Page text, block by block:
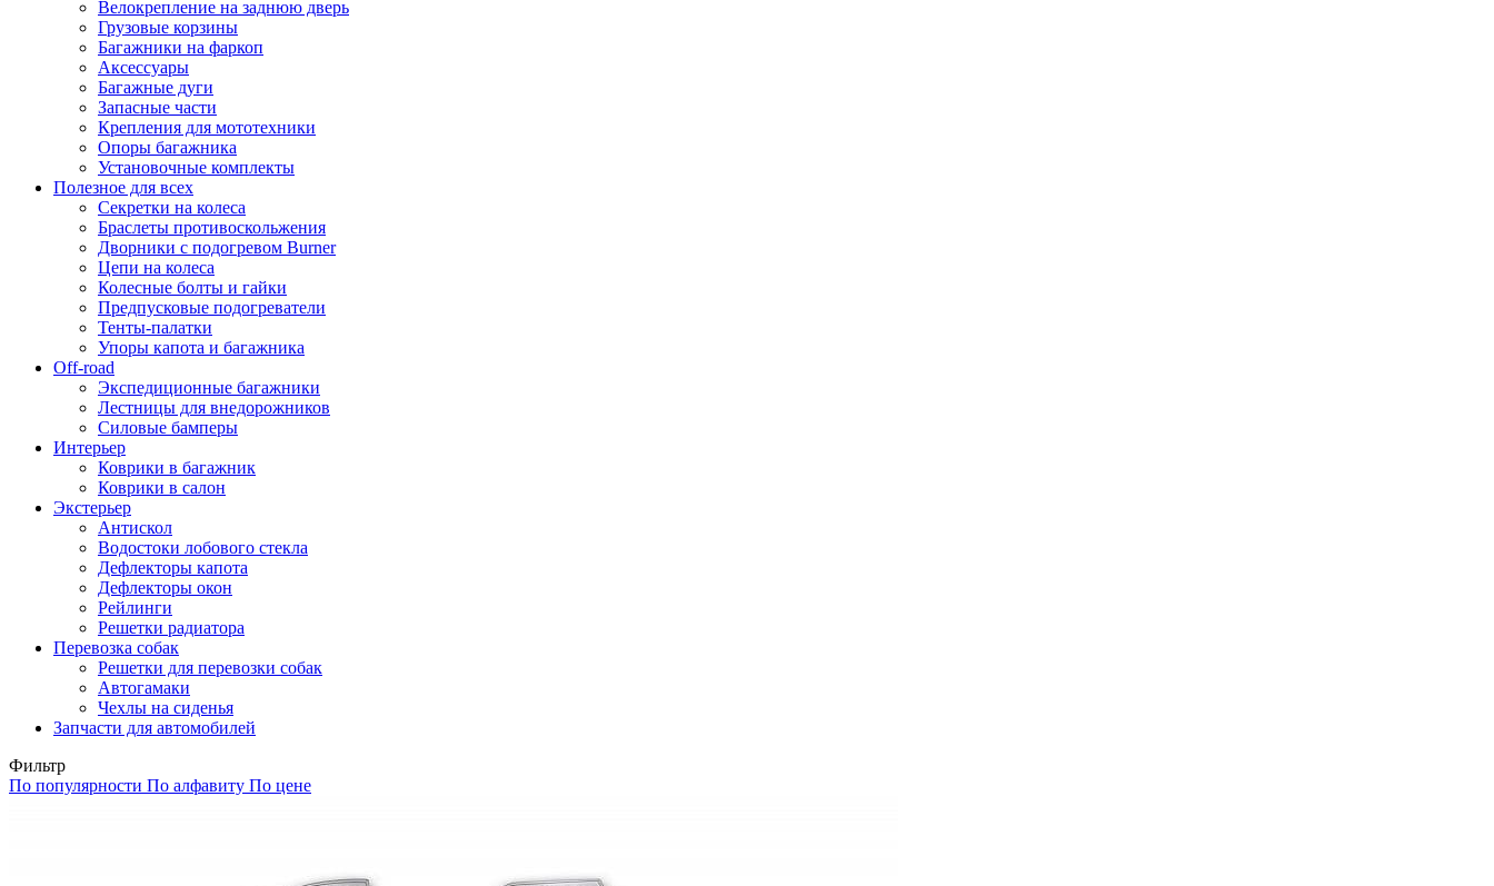
Велокрепление на заднюю дверь
Грузовые корзины
Багажники на фаркоп
Аксессуары
Багажные дуги
Запасные части
Крепления для мототехники
Опоры багажника
Установочные комплекты
Полезное для всех
Секретки на колеса
Браслеты противоскольжения
Дворники с подогревом Burner
Цепи на колеса
Колесные болты и гайки
Предпусковые подогреватели
Тенты-палатки
Упоры капота и багажника
Off-road
Экспедиционные багажники
Лестницы для внедорожников
Силовые бамперы
Интерьер
Коврики в багажник
Коврики в салон
Экстерьер
Антискол
Водостоки лобового стекла
Дефлекторы капота
Дефлекторы окон
Рейлинги
Решетки радиатора
Перевозка собак
Решетки для перевозки собак
Автогамаки
Чехлы на сиденья
Запчасти для автомобилей
Фильтр
По популярности По алфавиту По цене